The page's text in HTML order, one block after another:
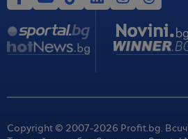
Copyright © 2007-2026 Profit.bg.